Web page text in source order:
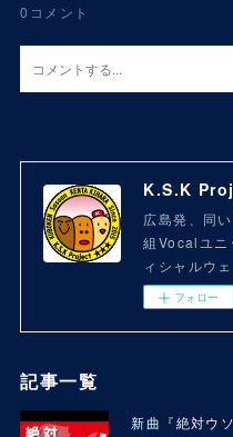
0 コメント
K.S.K
広島発、同
組Vocalユ
ィシャルウ
フォロー
記事一覧
新曲『絶対ウ